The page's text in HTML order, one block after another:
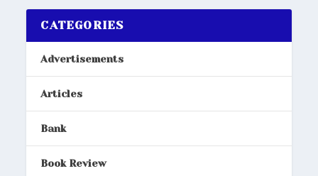
CATEGORIES
Advertisements
Articles
Bank
Book Review